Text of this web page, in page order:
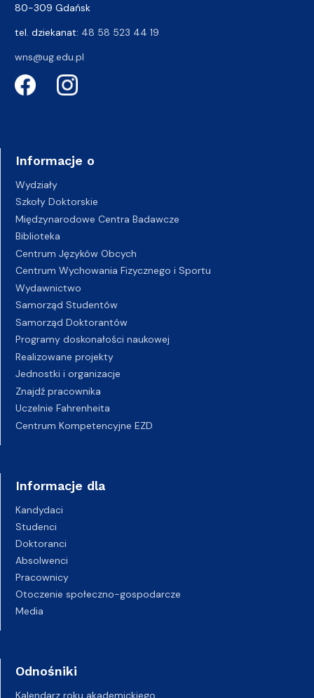
80-309 Gdańsk
tel. dziekanat: 48 58 523 44 19
wns@ug.edu.pl
Informacje o
Wydziały
Szkoły Doktorskie
Międzynarodowe Centra Badawcze
Biblioteka
Centrum Języków Obcych
Centrum Wychowania Fizycznego i Sportu
Wydawnictwo
Samorząd Studentów
Samorząd Doktorantów
Programy doskonałości naukowej
Realizowane projekty
Jednostki i organizacje
Znajdź pracownika
Uczelnie Fahrenheita
Centrum Kompetencyjne EZD
Informacje dla
Kandydaci
Studenci
Doktoranci
Absolwenci
Pracownicy
Otoczenie społeczno-gospodarcze
Media
Odnośniki
Kalendarz roku akademickiego